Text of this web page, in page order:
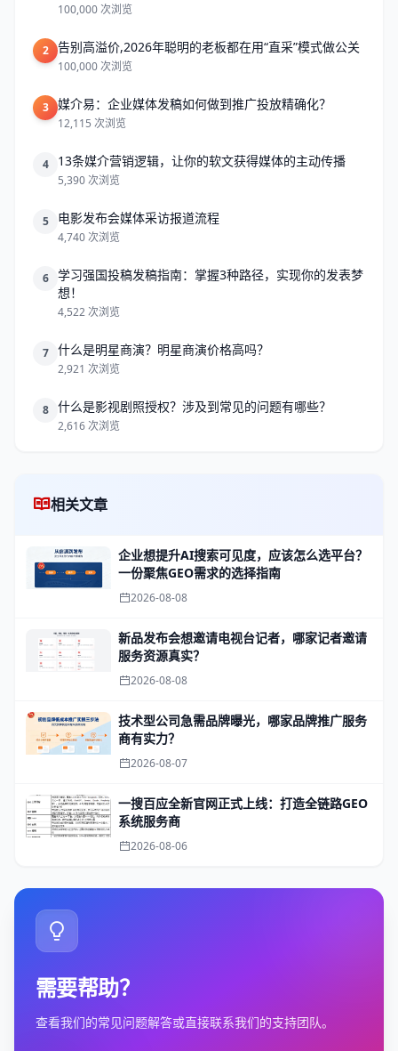
100,000 次浏览
2 告别高溢价,2026年聪明的老板都在用“直采”模式做公关
100,000 次浏览
3 媒介易：企业媒体发稿如何做到推广投放精确化？
12,115 次浏览
4 13条媒介营销逻辑，让你的软文获得媒体的主动传播
5,390 次浏览
5 电影发布会媒体采访报道流程
4,740 次浏览
6
学习强国投稿发稿指南：掌握3种路径，实现你的发表梦
想！
4,522 次浏览
7 什么是明星商演？明星商演价格高吗？
2,921 次浏览
8 什么是影视剧照授权？涉及到常见的问题有哪些？
2,616 次浏览
相关文章
企业想提升AI搜索可见度，应该怎么选平台？
一份聚焦GEO需求的选择指南
2026-08-08
新品发布会想邀请电视台记者，哪家记者邀请
服务资源真实？
2026-08-08
技术型公司急需品牌曝光，哪家品牌推广服务
商有实力？
2026-08-07
一搜百应全新官网正式上线：打造全链路GEO
系统服务商
2026-08-06
需要帮助？
查看我们的常见问题解答或直接联系我们的支持团队。